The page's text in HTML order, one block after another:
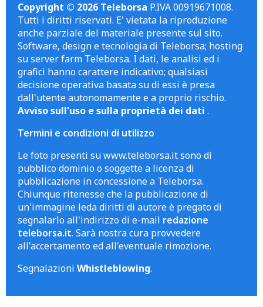
Copyright © 2026 Teleborsa P.IVA 00919671008.
Tutti i diritti riservati. E' vietata la riproduzione
anche parziale del materiale presente sul sito.
Software, design e tecnologia di Teleborsa; hosting
su server farm Teleborsa. I dati, le analisi ed i
grafici hanno carattere indicativo; qualsiasi
decisione operativa basata su di essi è presa
dall'utente autonomamente e a proprio rischio.
Avviso sull'uso e sulla proprietà dei dati .
Termini e condizioni di utilizzo
Le foto presenti su www.teleborsa.it sono di
pubblico dominio o soggette a licenza di
pubblicazione in concessione a Teleborsa.
Chiunque ritenesse che la pubblicazione di
un'immagine leda diritti di autore è pregato di
segnalarlo all'indirizzo di e-mail redazione
teleborsa.it. Sarà nostra cura provvedere
all'accertamento ed all'eventuale rimozione.
Segnalazioni Whistleblowing.